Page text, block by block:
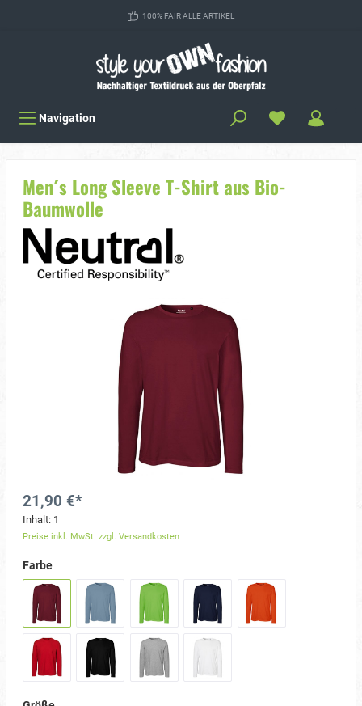
100% FAIR ALLE ARTIKEL
Navigation
Men´s Long Sleeve T-Shirt aus Bio-
Baumwolle
21,90 €*
Inhalt: 1
Preise inkl. MwSt. zzgl. Versandkosten
Farbe